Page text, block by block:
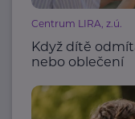
Centrum LIRA, z.ú.
Když dítě
nebo oblečení